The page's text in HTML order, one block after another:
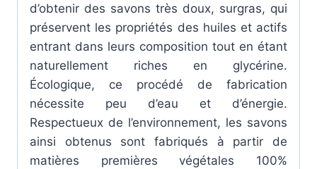
d’obtenir des savons très doux, surgras, qui
préservent les propriétés des huiles et actifs
entrant dans leurs composition tout en étant
naturellement riches en glycérine.
Écologique, ce procédé de fabrication
nécessite peu d’eau et d’énergie.
Respectueux de l’environnement, les savons
ainsi obtenus sont fabriqués à partir de
matières premières végétales 100%